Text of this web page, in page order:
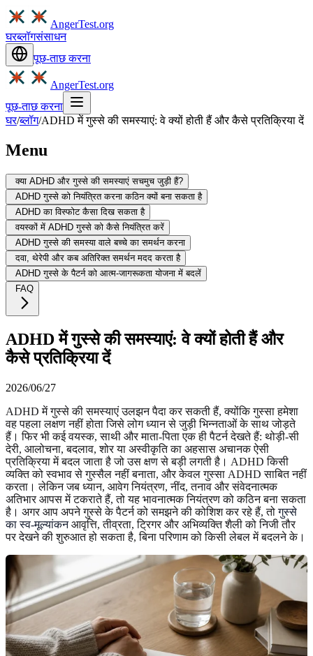
AngerTest.org
घरब्लॉगसंसाधन
पूछ-ताछ करना
AngerTest.org
पूछ-ताछ करना
घर/ब्लॉग/ADHD में गुस्से की समस्याएं: वे क्यों होती हैं और कैसे प्रतिक्रिया दें
Menu
क्या ADHD और गुस्से की समस्याएं सचमुच जुड़ी हैं?
ADHD गुस्से को नियंत्रित करना कठिन क्यों बना सकता है
ADHD का विस्फोट कैसा दिख सकता है
वयस्कों में ADHD गुस्से को कैसे नियंत्रित करें
ADHD गुस्से की समस्या वाले बच्चे का समर्थन करना
दवा, थेरेपी और कब अतिरिक्त समर्थन मदद करता है
ADHD गुस्से के पैटर्न को आत्म-जागरूकता योजना में बदलें
FAQ
ADHD में गुस्से की समस्याएं: वे क्यों होती हैं और
कैसे प्रतिक्रिया दें
2026/06/27
ADHD में गुस्से की समस्याएं उलझन पैदा कर सकती हैं, क्योंकि गुस्सा हमेशा
वह पहला लक्षण नहीं होता जिसे लोग ध्यान से जुड़ी भिन्नताओं के साथ जोड़ते
हैं। फिर भी कई वयस्क, साथी और माता-पिता एक ही पैटर्न देखते हैं: थोड़ी-सी
देरी, आलोचना, बदलाव, शोर या अस्वीकृति का अहसास अचानक ऐसी
प्रतिक्रिया में बदल जाता है जो उस क्षण से बड़ी लगती है। ADHD किसी
व्यक्ति को स्वभाव से गुस्सैल नहीं बनाता, और केवल गुस्सा ADHD साबित नहीं
करता। लेकिन जब ध्यान, आवेग नियंत्रण, नींद, तनाव और संवेदनात्मक
अतिभार आपस में टकराते हैं, तो यह भावनात्मक नियंत्रण को कठिन बना सकता
है। अगर आप अपने गुस्से के पैटर्न को समझने की कोशिश कर रहे हैं, तोगुस्से
का स्व-मूल्यांकनआवृत्ति, तीव्रता, ट्रिगर और अभिव्यक्ति शैली को निजी तौर
पर देखने की शुरुआत हो सकता है, बिना परिणाम को किसी लेबल में बदलने के।